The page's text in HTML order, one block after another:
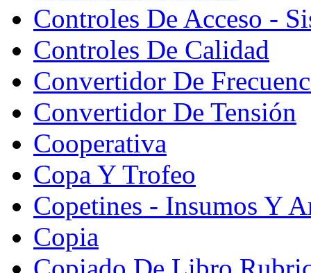
Controles De Acceso -
Controles De Calidad
Convertidor De
Convertidor De Tensión
Cooperativa
Copa Y Trofeo
Copetines - Insumos Y
Copia